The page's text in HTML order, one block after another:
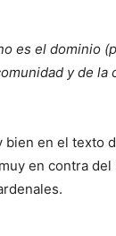
es el dominio
y de la
en el texto
en contra